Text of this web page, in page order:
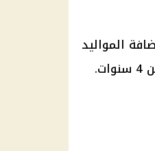
المواليد